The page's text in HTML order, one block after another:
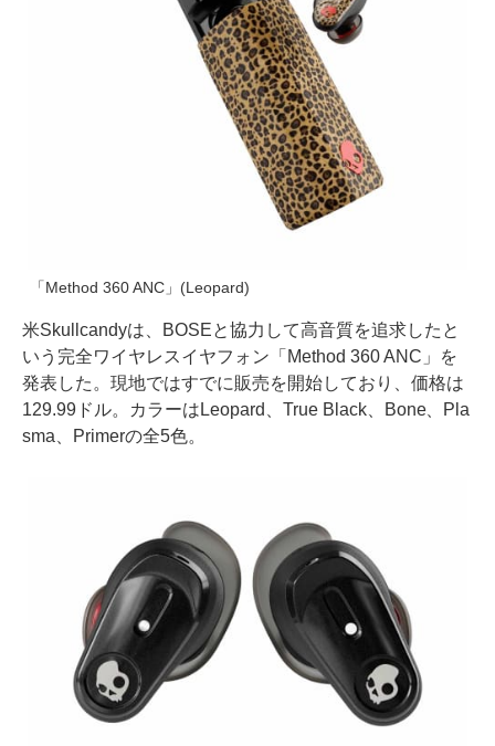
「Method 360 ANC」(Leopard)
米Skullcandyは、BOSEと協力して高音質を追求したと
いう完全ワイヤレスイヤフォン「Method 360 ANC」を
発表した。現地ではすでに販売を開始しており、価格は
129.99ドル。カラーはLeopard、True Black、Bone、Pla
sma、Primerの全5色。